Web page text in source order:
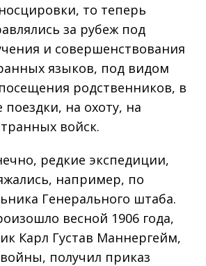
то теперь
за рубеж под
и совершенствования
языков, под видом
родственников, в
поездки, на охоту, на
войск.
редкие экспедиции,
например, по
Генерального штаба.
весной 1906 года,
Карл Густав Маннергейм,
получил приказ